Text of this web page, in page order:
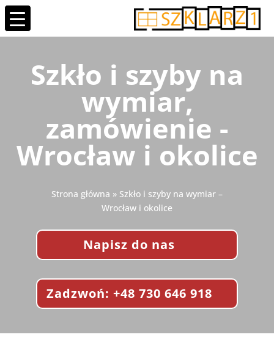
Szkło i szyby na
wymiar,
zamówienie -
Wrocław i okolice
Strona główna » Szkło i szyby na wymiar –
Wrocław i okolice
Napisz do nas
Zadzwoń: +48 730 646 918